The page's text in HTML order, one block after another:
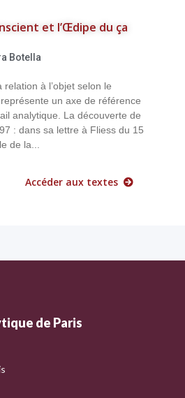
et l’Œdipe du ça
Botella
relation à l’objet selon le
un axe de référence
analytique. La découverte de
: dans sa lettre à Fliess du 15
de la...
Accéder aux textes
de Paris